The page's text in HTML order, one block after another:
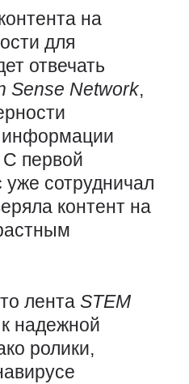
на
для
отвечать
Sense Network,
информации
С первой
сотрудничал
контент на
лента STEM
надежной
ролики,